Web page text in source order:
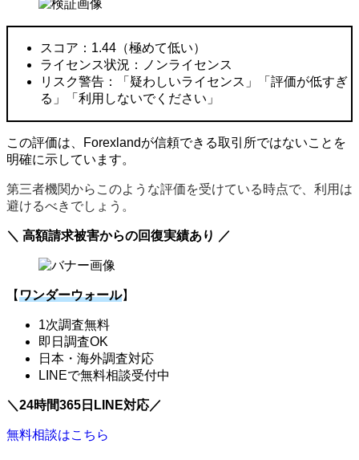
スコア：1.44（極めて低い）
ライセンス状況：ノンライセンス
リスク警告：「疑わしいライセンス」「評価が低すぎ
る」「利用しないでください」
この評価は、Forexlandが信頼できる取引所ではないことを
明確に示しています。
第三者機関からこのような評価を受けている時点で、利用は
避けるべきでしょう。
＼ 高額請求被害からの回復実績あり ／
【ワンダーウォール】
1次調査無料
即日調査OK
日本・海外調査対応
LINEで無料相談受付中
＼24時間365日LINE対応／
無料相談はこちら